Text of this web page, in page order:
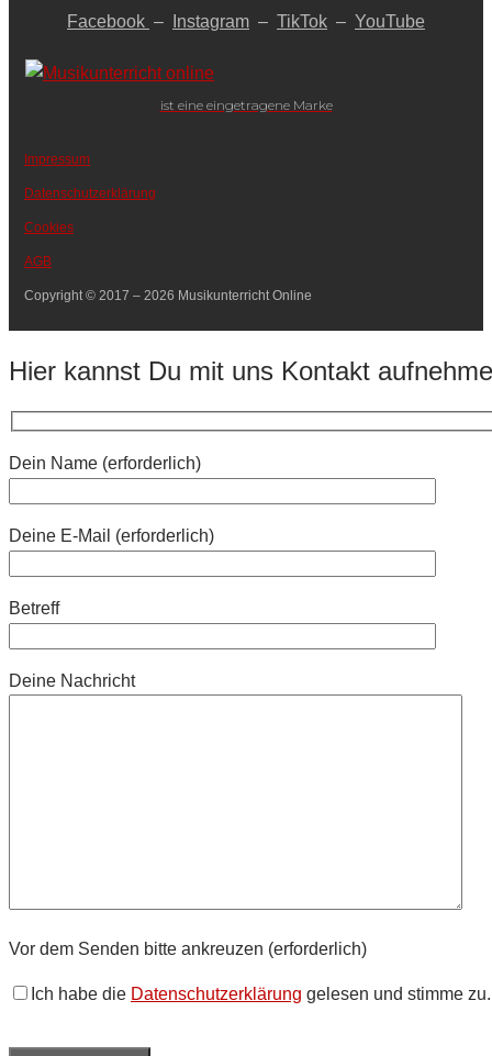
Facebook – Instagram – TikTok – YouTube
ist eine eingetragene Marke
Impressum
Datenschutzerklärung
Cookies
AGB
Copyright © 2017 – 2026 Musikunterricht Online
Hier kannst Du mit uns Kontakt
Dein Name (erforderlich)
Deine E-Mail (erforderlich)
Betreff
Deine Nachricht
Vor dem Senden bitte ankreuzen (erforderlich)
Ich habe die Datenschutzerklärung gelesen und stimme zu.